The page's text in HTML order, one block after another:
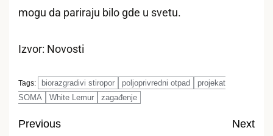
mogu da pariraju bilo gde u svetu.
Izvor: Novosti
Tags: biorazgradivi stiropor poljoprivredni otpad
projekat
SOMA
White Lemur zagađenje
Previous
Next